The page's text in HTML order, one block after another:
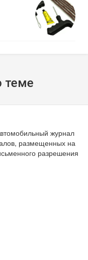
теме
журнал
размещенных на
разрешения